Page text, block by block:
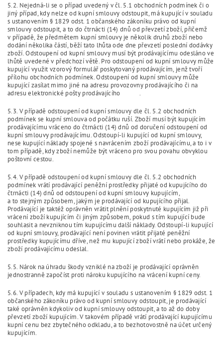
5.2. Nejedná-li se o případ uvedený v čl. 5.1 obchodních podmínek či o
jiný případ, kdy nelze od kupní smlouvy odstoupit, má kupující v souladu
s ustanovením § 1829 odst. 1 občanského zákoníku právo od kupní
smlouvy odstoupit, a to do čtrnácti (14) dnů od převzetí zboží, přičemž
v případě, že předmětem kupní smlouvy je několik druhů zboží nebo
dodání několika částí, běží tato lhůta ode dne převzetí poslední dodávky
zboží. Odstoupení od kupní smlouvy musí být prodávajícímu odesláno ve
lhůtě uvedené v předchozí větě. Pro odstoupení od kupní smlouvy může
kupující využit vzorový formulář poskytovaný prodávajícím, jenž tvoří
přílohu obchodních podmínek. Odstoupení od kupní smlouvy může
kupující zasílat mimo jiné na adresu provozovny prodávajícího či na
adresu elektronické pošty prodávajícího .
5.3. V případě odstoupení od kupní smlouvy dle čl. 5.2 obchodních
podmínek se kupní smlouva od počátku ruší. Zboží musí být kupujícím
prodávajícímu vráceno do čtrnácti (14) dnů od doručení odstoupení od
kupní smlouvy prodávajícímu. Odstoupí-li kupující od kupní smlouvy,
nese kupující náklady spojené s navrácením zboží prodávajícímu, a to i v
tom případě, kdy zboží nemůže být vráceno pro svou povahu obvyklou
poštovní cestou.
5.4. V případě odstoupení od kupní smlouvy dle čl. 5.2 obchodních
podmínek vrátí prodávající peněžní prostředky přijaté od kupujícího do
čtrnácti (14) dnů od odstoupení od kupní smlouvy kupujícím,
a to stejným způsobem, jakým je prodávající od kupujícího přijal.
Prodávající je taktéž oprávněn vrátit plnění poskytnuté kupujícím již při
vrácení zboží kupujícím či jiným způsobem, pokud s tím kupující bude
souhlasit a nevzniknou tím kupujícímu další náklady. Odstoupí-li kupující
od kupní smlouvy, prodávající není povinen vrátit přijaté peněžní
prostředky kupujícímu dříve, než mu kupující zboží vrátí nebo prokáže, že
zboží prodávajícímu odeslal.
5.5. Nárok na úhradu škody vzniklé na zboží je prodávající oprávněn
jednostranně započíst proti nároku kupujícího na vrácení kupní ceny.
5.6. V případech, kdy má kupující v souladu s ustanovením § 1829 odst. 1
občanského zákoníku právo od kupní smlouvy odstoupit, je prodávající
také oprávněn kdykoliv od kupní smlouvy odstoupit, a to až do doby
převzetí zboží kupujícím. V takovém případě vrátí prodávající kupujícímu
kupní cenu bez zbytečného odkladu, a to bezhotovostně na účet určený
kupujícím.